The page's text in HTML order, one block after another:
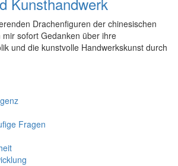
Drachenfiguren der chinesischen
sofort Gedanken über ihre
und die kunstvolle Handwerkskunst durch
Fragen